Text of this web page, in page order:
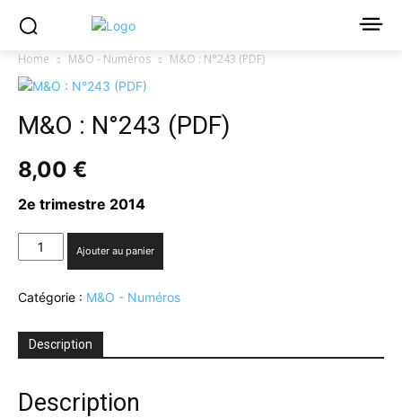
Home M&O - Numéros M&O : N°243 (PDF)
M&O : N°243 (PDF)
8,00 €
2e trimestre 2014
quantité
de
:
(PDF)
Ajouter au panier
Catégorie : M&O - Numéros
Description
Description